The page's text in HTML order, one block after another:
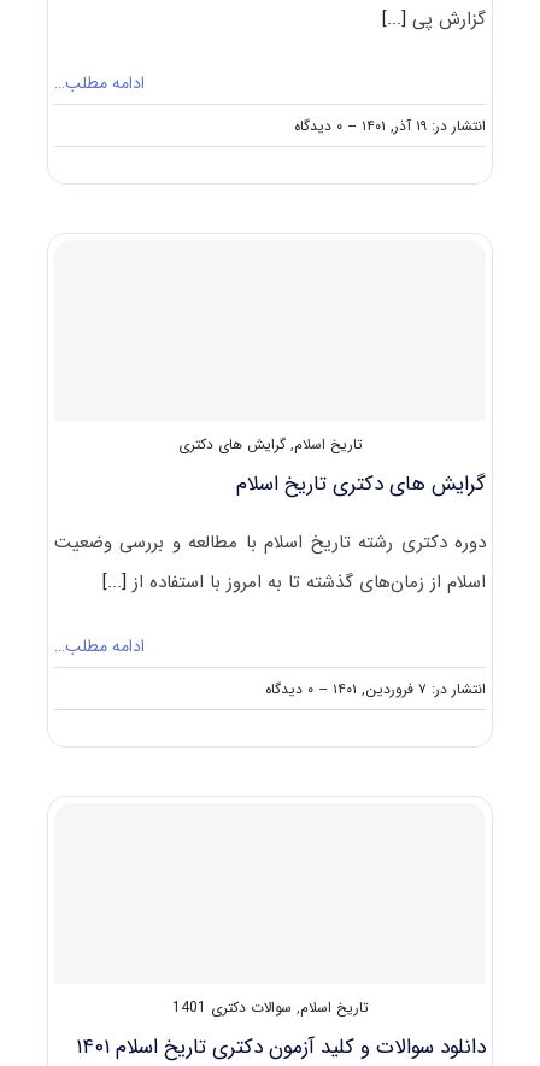
گزارش پی[...]
ادامه مطلب…
انتشار در: ۱۹ آذر, ۱۴۰۱ -- ۰ دیدگاه
on
سوالات
تاریخ
تاریخ اسلام,گرایش های دکتری
گرایش های دکتری ﺗﺎرﻳﺦ اﺳﻼم
دوره دکتری رشته تاریخ اسلام با مطالعه و بررسی وضعیت
اسلام از زمان‌های گذشته تا به امروز با استفاده از[...]
ادامه مطلب…
انتشار در: ۷ فروردین, ۱۴۰۱ -- ۰ دیدگاه
on
گرایش
اﺳﻼم
تاریخ اسلام, سوالات دکتری 1401
دانلود سوالات و کلید آزمون دکتری تاریخ اسلام ۱۴۰۱